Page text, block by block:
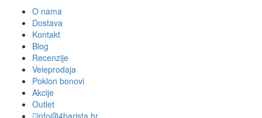
O nama
Dostava
Kontakt
Blog
Recenzije
Veleprodaja
Poklon bonovi
Akcije
Outlet
info@4barista.hr